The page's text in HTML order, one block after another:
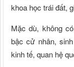
khoa học trái đất,
Mặc dù, không
bậc cử nhân,
kinh tế, quan hệ